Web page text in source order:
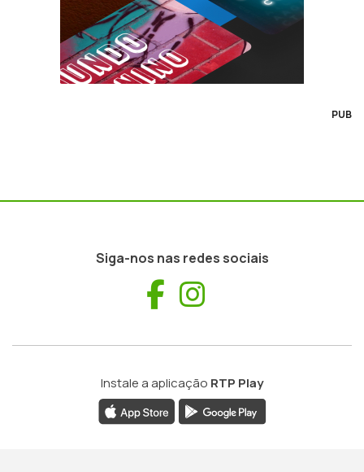
PUB
Siga-nos nas redes sociais
Facebook
Instale a aplicação RTP Play